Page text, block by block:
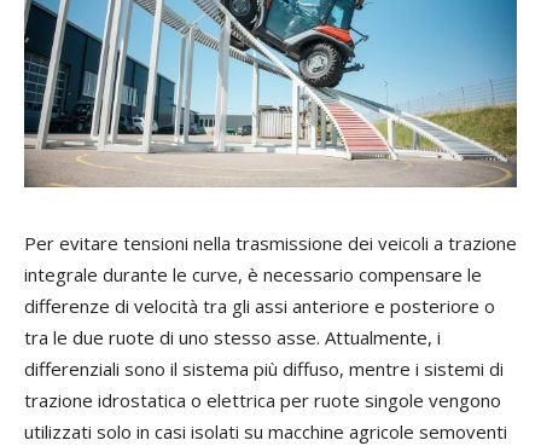
Per evitare tensioni nella trasmissione dei veicoli a trazione
integrale durante le curve, è necessario compensare le
differenze di velocità tra gli assi anteriore e posteriore o
tra le due ruote di uno stesso asse. Attualmente, i
differenziali sono il sistema più diffuso, mentre i sistemi di
trazione idrostatica o elettrica per ruote singole vengono
utilizzati solo in casi isolati su macchine agricole semoventi